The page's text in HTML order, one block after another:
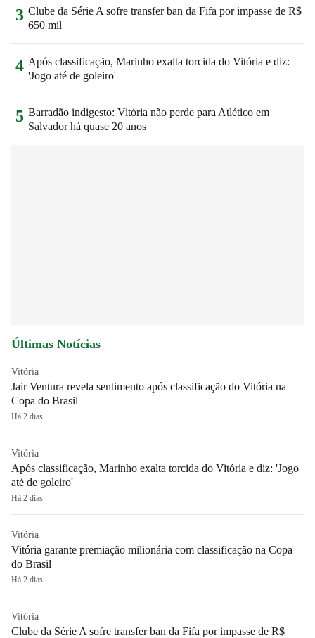
3 Clube da Série A sofre transfer ban da Fifa por impasse de R$
650 mil
4 Após classificação, Marinho exalta torcida do Vitória e diz:
'Jogo até de goleiro'
5 Barradão indigesto: Vitória não perde para Atlético em
Salvador há quase 20 anos
Últimas Notícias
Vitória
Jair Ventura revela sentimento após classificação do Vitória na
Copa do Brasil
Há 2 dias
Vitória
Após classificação, Marinho exalta torcida do Vitória e diz: 'Jogo
até de goleiro'
Há 2 dias
Vitória
Vitória garante premiação milionária com classificação na Copa
do Brasil
Há 2 dias
Vitória
Clube da Série A sofre transfer ban da Fifa por impasse de R$